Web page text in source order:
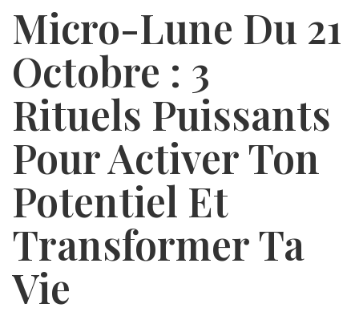
Micro-Lune Du 21
Octobre : 3
Rituels Puissants
Pour Activer Ton
Potentiel Et
Transformer Ta
Vie